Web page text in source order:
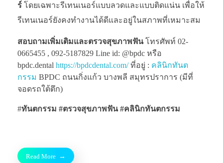
ร์ โดยเฉพาะรีเทนเนอร์แบบลวดและแบบติดแน่น เพื่อให้
รีเทนเนอร์ยังคงทำงานได้ดีและอยู่ในสภาพที่เหมาะสม
สอบถามเพิ่มเติมและตรวจสุขภาพฟันโทรศัพท์ 02-
0665455 , 092-5187829 Line id: @bpdc หรือ
bpdc.dental https://bpdcdental.com/ที่อยู่ : คลินิกทันต
กรรม BPDC ถนนกิ่งแก้ว บางพลี สมุทรปราการ (มีที่
จอดรถใต้ตึก)
#ทันตกรรม #ตรวจสุขภาพฟัน #คลินิกทันตกรรม
Read More